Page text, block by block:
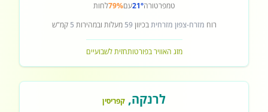
טמפרטורה21°עם79%לחות
רוח מזרח-צפון מזרחיתבכיוון59 מעלות ובמהירות 5 קמ"ש
מזג האוויר בפורטותחזית לשבועיים
לרנקה, קפריסין